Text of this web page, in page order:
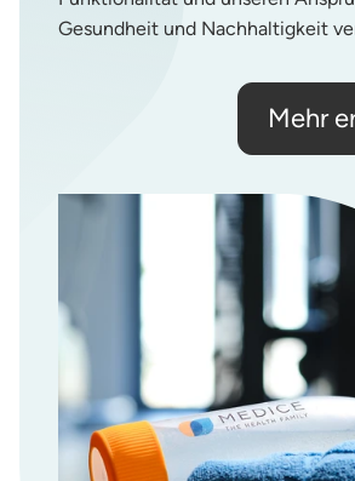
Gesundheit und Nachhaltigkeit
Mehr